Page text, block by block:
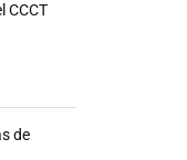
CCCT
de